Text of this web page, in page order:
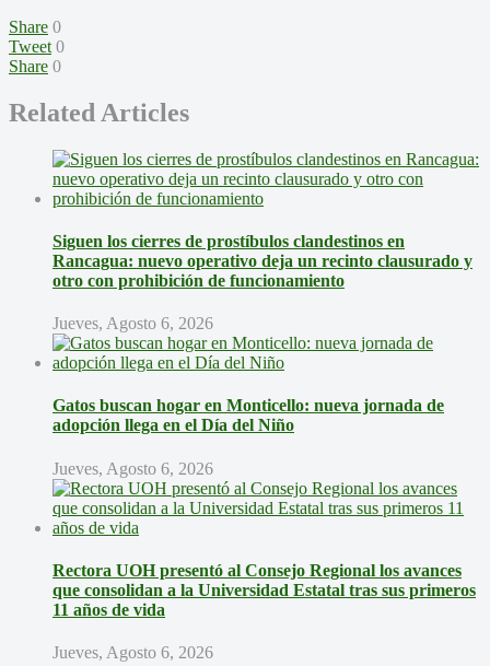
Share 0
Tweet 0
Share 0
Related Articles
Siguen los cierres de prostíbulos clandestinos en
Rancagua: nuevo operativo deja un recinto clausurado y
otro con prohibición de funcionamiento
Jueves, Agosto 6, 2026
Gatos buscan hogar en Monticello: nueva jornada de
adopción llega en el Día del Niño
Jueves, Agosto 6, 2026
Rectora UOH presentó al Consejo Regional los avances
que consolidan a la Universidad Estatal tras sus primeros
11 años de vida
Jueves, Agosto 6, 2026